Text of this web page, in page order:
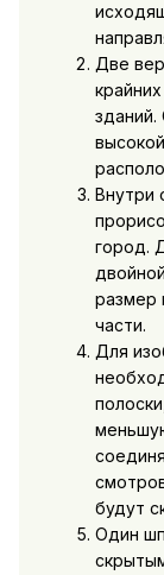
Две
Внутри
город.
размер
части.
Для
будут
Один